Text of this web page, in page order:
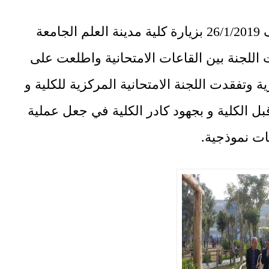
قامت لجنة وزارية في يوم السبت المصادف 26/1/2019 بزيارة كلية مدينة العلم الجامعة
بين القاعات الامتحانية واطلعت على
وتفقدت اللجنة الامتحانية المركزية للكلية و
الكلية و بجهود كادر الكلية في جعل عملية
نموذجية.